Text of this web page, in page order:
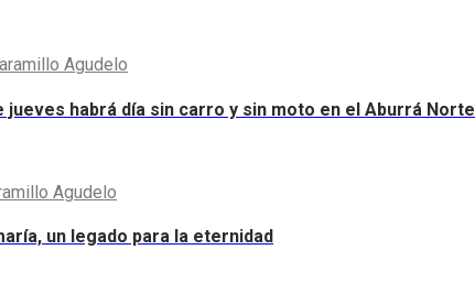
Agudelo
jueves habrá día sin carro y sin moto en el Aburrá Norte
Agudelo
un legado para la eternidad